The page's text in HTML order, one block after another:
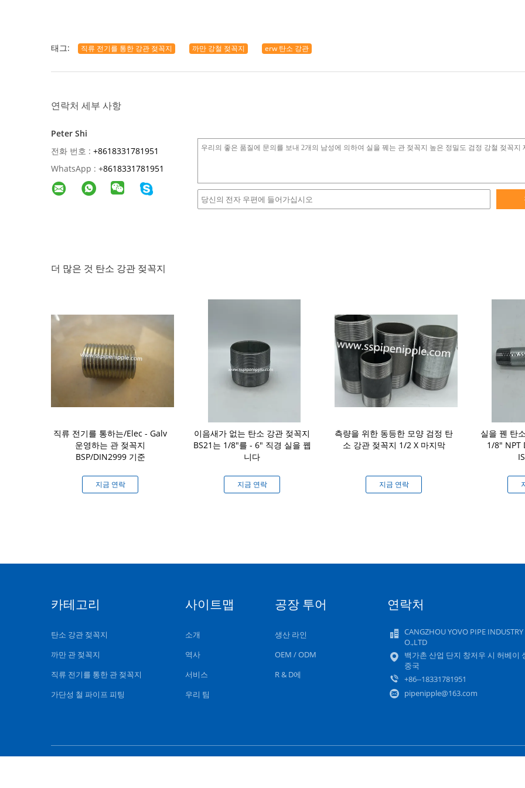
태그: 직류 전기를 통한 강관 젖꼭지 까만 강철 젖꼭지 erw 탄소 강관
연락처 세부 사항
Peter Shi
전화 번호 : +8618331781951
WhatsApp : +8618331781951
더 많은 것 탄소 강관 젖꼭지
직류 전기를 통하는/Elec - Galv
운영하는 관 젖꼭지
BSP/DIN2999 기준
지금 연락
이음새가 없는 탄소 강관 젖꼭지
BS21는 1/8"를 - 6" 직경 실을 뀁
니다
지금 연락
측량을 위한 동등한 모양 검정 탄
소 강관 젖꼭지 1/2 X 마지막
지금 연락
실을 꿴 탄
1/8" NPT
카테고리
탄소 강관 젖꼭지
까만 관 젖꼭지
직류 전기를 통한 관 젖꼭지
가단성 철 파이프 피팅
사이트맵
소개
역사
서비스
우리 팀
공장 투어
생산 라인
OEM / ODM
R & D에
연락처
CANGZHOU YOVO PIPE INDUSTRY
O.,LTD
백가촌 산업 단지 창저우 시 허베이
중국
+86--18331781951
pipenipple@163.com